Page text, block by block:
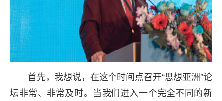
首先，我想说，在这个时间点召开“思想亚洲”论
坛非常、非常及时。当我们进入一个完全不同的新